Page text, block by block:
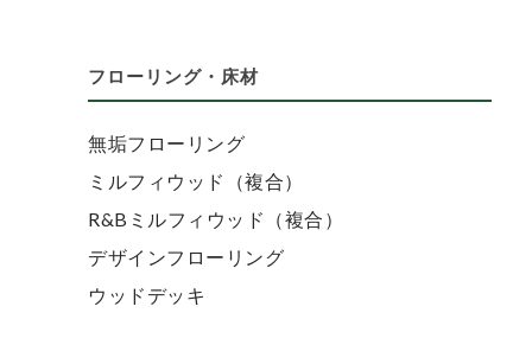
フローリング・床材
無垢フローリング
ミルフィウッド（複合）
R&Bミルフィウッド（複合）
デザインフローリング
ウッドデッキ